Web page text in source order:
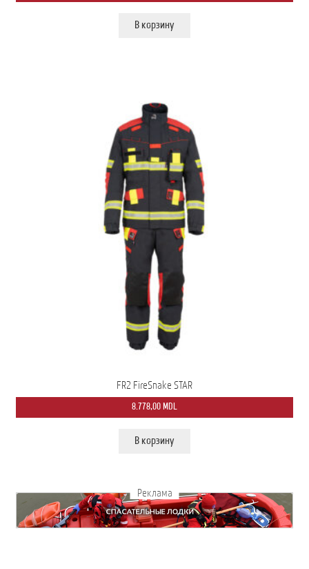
В корзину
FR2 FireSnake STAR
8.778,00 MDL
В корзину